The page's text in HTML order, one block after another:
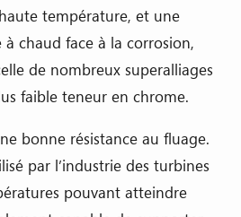
température, et une
à chaud face à la corrosion,
de nombreux superalliages
faible teneur en chrome.
bonne résistance au fluage.
par l’industrie des turbines
pouvant atteindre